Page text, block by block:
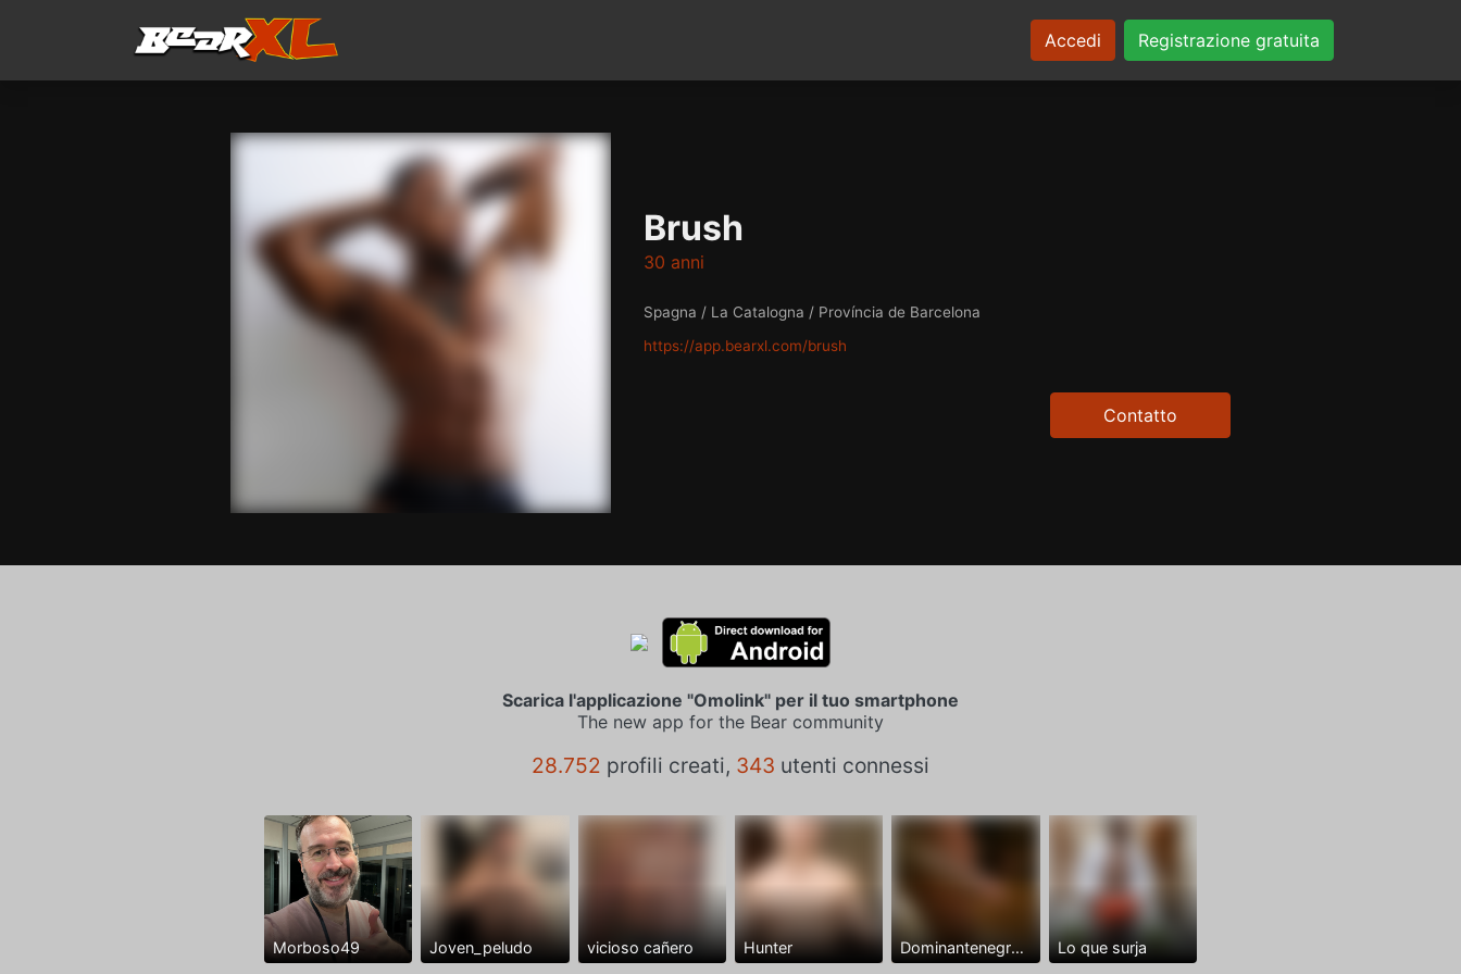
Accedi Registrazione gratuita
Brush
30 anni
Spagna / La Catalogna / Província de Barcelona
https://app.bearxl.com/brush
Contatto
Scarica l'applicazione "Omolink" per il tuo smartphone
The new app for the Bear community
28.752 profili creati, 343 utenti connessi
Morboso49 Joven_peludo vicioso cañero Hunter Dominantenegro ya Lo que surja